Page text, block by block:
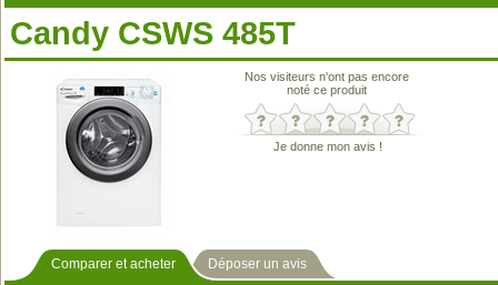
Candy CSWS 485T
Nos visiteurs n'ont pas encore
noté ce produit
Je donne mon avis !
Comparer et acheter Déposer un avis